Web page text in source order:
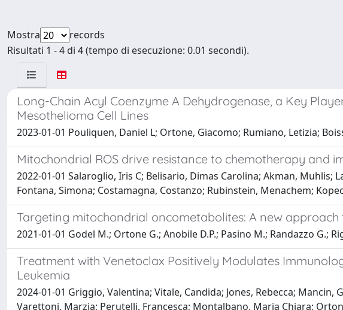
Mostra
records
Risultati 1 - 4 di 4 (tempo di esecuzione: 0.01 secondi).
Long-Chain Acyl Coenzyme A Dehydrogenase, a Key
Mesothelioma Cell Lines
2023-01-01 Pouliquen, Daniel L; Ortone, Giacomo; Rumiano, Letizia;
Mitochondrial ROS drive resistance to chemotherapy and
2022-01-01 Salaroglio, Iris C; Belisario, Dimas Carolina; Akman,
Fontana, Simona; Costamagna, Costanzo; Rubinstein, Menachem;
Targeting mitochondrial oncometabolites: A new
2021-01-01 Godel M.; Ortone G.; Anobile D.P.; Pasino M.; Randazzo G.;
Treatment with Venetoclax Positively Modulates
Leukemia
2024-01-01 Griggio, Valentina; Vitale, Candida; Jones, Rebecca;
Varettoni, Marzia; Perutelli, Francesca; Montalbano, Maria Chiara;